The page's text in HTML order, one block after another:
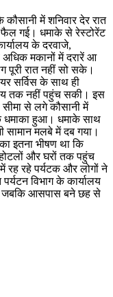
में शनिवार देर रात
गई। धमाके से रेस्टोरेंट
के दरवाजे,
मकानों में दरारें आ
पूरी रात नहीं सो सके।
सर्विस के साथ ही
तक नहीं पहुंच सकी। इस
से लगे कौसानी में
धमाका हुआ। धमाके साथ
सामान मलबे में दब गया।
इतना भीषण था कि
और घरों तक पहुंच
रहे पर्यटक और लोगों ने
विभाग के कार्यालय
जबकि आसपास बने छह से